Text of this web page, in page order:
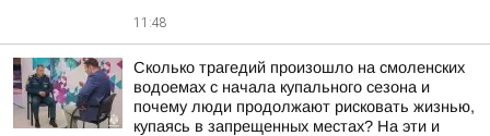
11:48
Сколько трагедий произошло на смоленских
водоемах с начала купального сезона и
почему люди продолжают рисковать жизнью,
купаясь в запрещенных местах? На эти и